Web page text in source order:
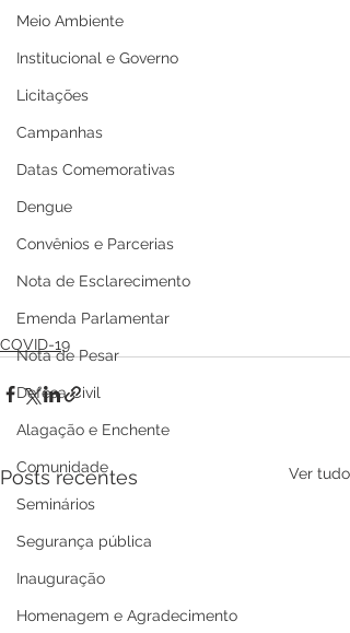
Meio Ambiente
Institucional e Governo
Licitações
Campanhas
Datas Comemorativas
Dengue
Convênios e Parcerias
Nota de Esclarecimento
Emenda Parlamentar
Nota de Pesar
Defesa Civil
Alagação e Enchente
Comunidade
Seminários
Segurança pública
Inauguração
Homenagem e Agradecimento
COVID-19
Posts recentes Ver tudo